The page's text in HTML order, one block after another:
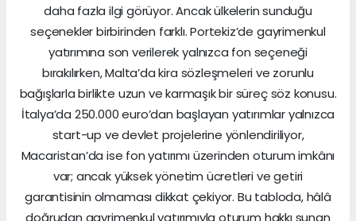
daha fazla ilgi görüyor. Ancak ülkelerin sunduğu
seçenekler birbirinden farklı. Portekiz’de gayrimenkul
yatırımına son verilerek yalnızca fon seçeneği
bırakılırken, Malta’da kira sözleşmeleri ve zorunlu
bağışlarla birlikte uzun ve karmaşık bir süreç söz konusu.
İtalya’da 250.000 euro’dan başlayan yatırımlar yalnızca
start-up ve devlet projelerine yönlendiriliyor,
Macaristan’da ise fon yatırımı üzerinden oturum imkânı
var; ancak yüksek yönetim ücretleri ve getiri
garantisinin olmaması dikkat çekiyor. Bu tabloda, hâlâ
doğrudan gayrimenkul yatırımıyla oturum hakkı sunan